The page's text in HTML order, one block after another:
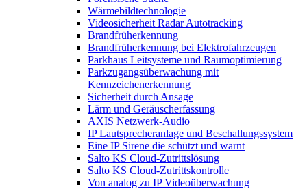
Wärmebildtechnologie
Videosicherheit Radar Autotracking​
Brandfrüherkennung
Brandfrüherkennung bei Elektrofahrzeugen
Parkhaus Leitsysteme und Raumoptimierung
Parkzugangsüberwachung mit
Kennzeichenerkennung
Sicherheit durch Ansage
Lärm und Geräuscherfassung
AXIS Netzwerk-Audio
IP Lautsprecheranlage und Beschallungssystem
Eine IP Sirene die schützt und warnt
Salto KS Cloud-Zutrittslösung
Salto KS Cloud-Zutrittskontrolle
Von analog zu IP Videoüberwachung